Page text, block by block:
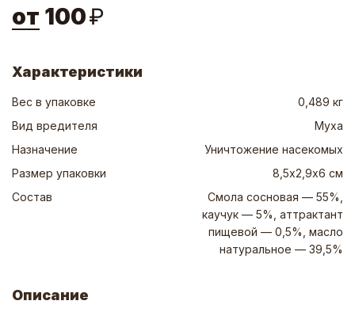
от 100₽
Характеристики
Вес в упаковке
0,489 кг
Вид вредителя
Муха
Назначение
Уничтожение насекомых
Размер упаковки
8,5х2,9х6 см
Состав
Смола сосновая — 55%,
каучук — 5%, аттрактант
пищевой — 0,5%, масло
натуральное — 39,5%
Описание